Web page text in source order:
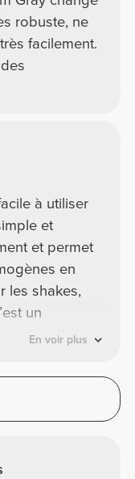
robuste, ne
facilement.
à utiliser
et
et permet
en
les shakes,
un
une routine
En voir plus